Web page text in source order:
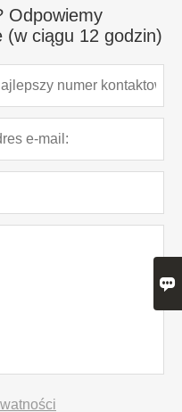
Odpowiemy
(w ciągu 12 godzin)
